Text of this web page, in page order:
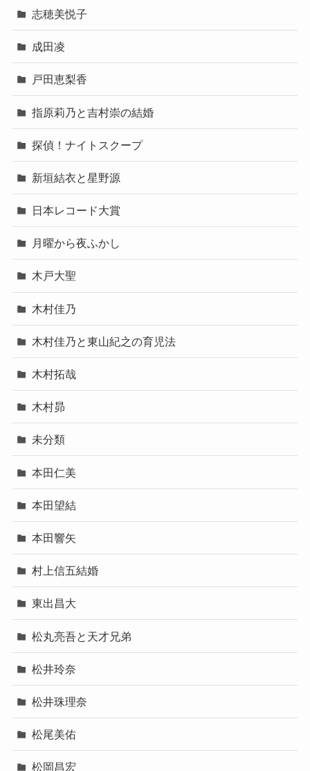
志穂美悦子
成田凌
戸田恵梨香
指原莉乃と吉村崇の結婚
探偵！ナイトスクープ
新垣結衣と星野源
日本レコード大賞
月曜から夜ふかし
木戸大聖
木村佳乃
木村佳乃と東山紀之の育児法
木村拓哉
木村昴
未分類
本田仁美
本田望結
本田響矢
村上信五結婚
東出昌大
松丸亮吾と天才兄弟
松井玲奈
松井珠理奈
松尾美佑
松岡昌宏